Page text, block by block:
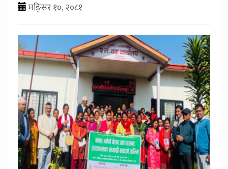
मङि्सर १०, २०८१